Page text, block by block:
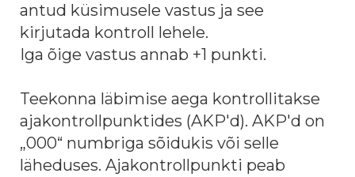
antud küsimusele vastus ja see
kirjutada kontroll lehele.
Iga õige vastus annab +1 punkti.
Teekonna läbimise aega kontrollitakse
ajakontrollpunktides (AKP'd). AKP'd on
„000“ numbriga sõidukis või selle
läheduses. Ajakontrollpunkti peab